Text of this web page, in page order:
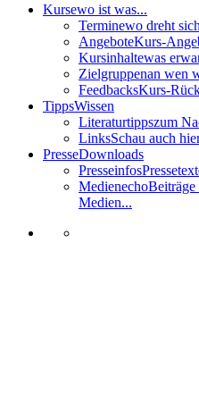
Kursewo ist was...
Terminewo dreht
AngeboteKurs-
Kursinhaltewas
Zielgruppenan wen
FeedbacksKurs-
TippsWissen
Literaturtippszum
LinksSchau auch
PresseDownloads
Presseinfos
MedienechoBeiträge
Medien...